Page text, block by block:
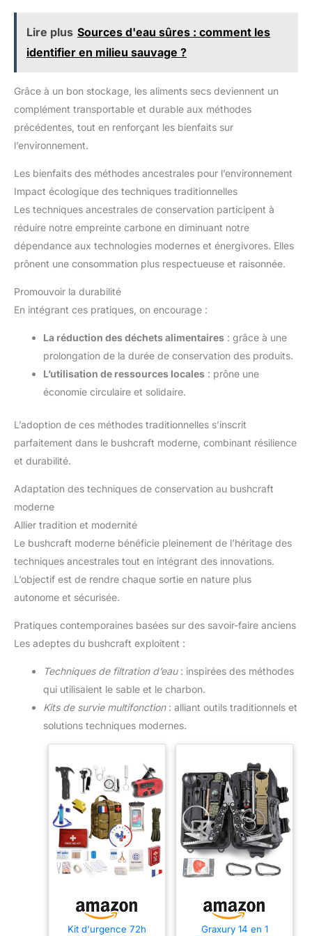
sous vide.
Lire plus Sources d'eau sûres : comment les
identifier en milieu sauvage ?
Grâce à un bon stockage, les aliments secs deviennent un
complément transportable et durable aux méthodes
précédentes, tout en renforçant les bienfaits sur
l’environnement.
Les bienfaits des méthodes ancestrales pour l’environnement
Impact écologique des techniques traditionnelles
Les techniques ancestrales de conservation participent à
réduire notre empreinte carbone en diminuant notre
dépendance aux technologies modernes et énergivores. Elles
prônent une consommation plus respectueuse et raisonnée.
Promouvoir la durabilité
En intégrant ces pratiques, on encourage :
La réduction des déchets alimentaires : grâce à une
prolongation de la durée de conservation des produits.
L’utilisation de ressources locales : prône une
économie circulaire et solidaire.
L’adoption de ces méthodes traditionnelles s’inscrit
parfaitement dans le bushcraft moderne, combinant résilience
et durabilité.
Adaptation des techniques de conservation au bushcraft
moderne
Allier tradition et modernité
Le bushcraft moderne bénéficie pleinement de l’héritage des
techniques ancestrales tout en intégrant des innovations.
L’objectif est de rendre chaque sortie en nature plus
autonome et sécurisée.
Pratiques contemporaines basées sur des savoir-faire anciens
Les adeptes du bushcraft exploitent :
Techniques de filtration d’eau: inspirées des méthodes
qui utilisaient le sable et le charbon.
Kits de survie multifonction: alliant outils traditionnels et
solutions techniques modernes.
Kit d'urgence 72h
Graxury 14 en 1